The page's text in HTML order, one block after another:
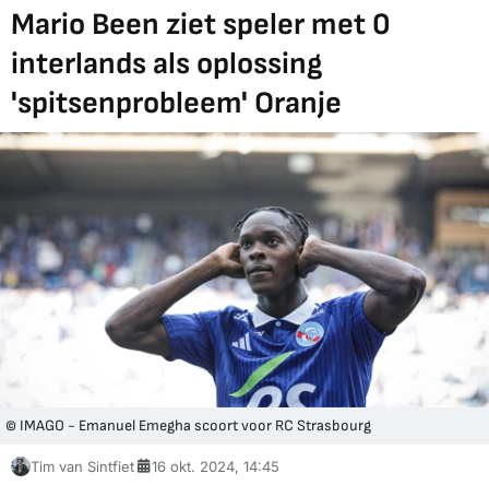
Mario Been ziet speler met 0
interlands als oplossing
'spitsenprobleem' Oranje
© IMAGO - Emanuel Emegha scoort voor RC Strasbourg
Tim van Sintfiet 16 okt. 2024, 14:45